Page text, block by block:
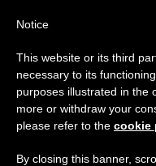
باباوات,شبيبة
Notice
This website or its third
necessary to its
purposes illustrated in the
more or withdraw your
please refer to the cookie
By closing this banner,